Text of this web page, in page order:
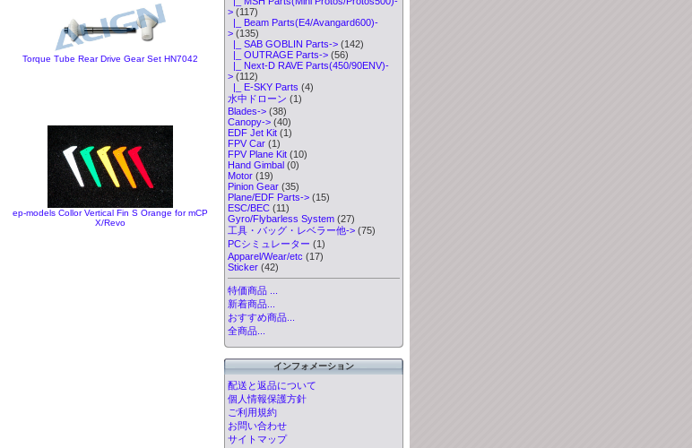
Torque Tube Rear Drive Gear Set HN7042
ep-models Collor Vertical Fin S Orange for mCP
X/Revo
>(117)
|_ Beam Parts(E4/Avangard600)-
>(135)
|_ SAB GOBLIN Parts->(142)
|_ OUTRAGE Parts->(56)
|_ Next-D RAVE Parts(450/90ENV)-
>(112)
|_ E-SKY Parts (4)
水中ドローン (1)
Blades->(38)
Canopy->(40)
EDF Jet Kit(1)
FPV Car(1)
FPV Plane Kit(10)
Hand Gimbal(0)
Motor(19)
Pinion Gear(35)
Plane/EDF Parts->(15)
ESC/BEC(11)
Gyro/Flybarless System(27)
工具・バッグ・レベラー他->(75)
PCシミュレーター (1)
Apparel/Wear/etc (17)
Sticker(42)
特価商品 ...
新着商品...
おすすめ商品...
全商品...
インフォメーション
配送と返品について
個人情報保護方針
ご利用規約
お問い合わせ
サイトマップ